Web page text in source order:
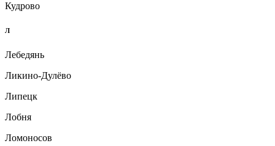
Кудрово
Л
Лебедянь
Ликино-Дулёво
Липецк
Лобня
Ломоносов